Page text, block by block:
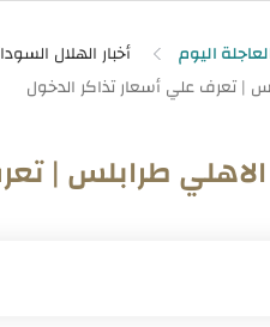
اليوم أخبار الهلال
الاهلي طرابلس |